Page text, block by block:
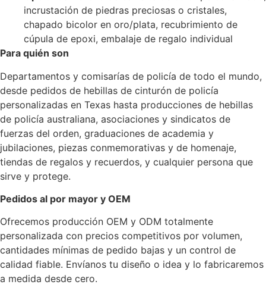
incrustación de piedras preciosas o cristales,
chapado bicolor en oro/plata, recubrimiento de
cúpula de epoxi, embalaje de regalo individual
Para quién son
Departamentos y comisarías de policía de todo el mundo,
desde pedidos de hebillas de cinturón de policía
personalizadas en Texas hasta producciones de hebillas
de policía australiana, asociaciones y sindicatos de
fuerzas del orden, graduaciones de academia y
jubilaciones, piezas conmemorativas y de homenaje,
tiendas de regalos y recuerdos, y cualquier persona que
sirve y protege.
Pedidos al por mayor y OEM
Ofrecemos producción OEM y ODM totalmente
personalizada con precios competitivos por volumen,
cantidades mínimas de pedido bajas y un control de
calidad fiable. Envíanos tu diseño o idea y lo fabricaremos
a medida desde cero.